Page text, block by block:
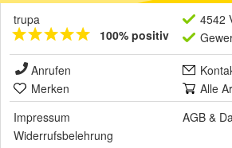
trupa
100% positiv
4542
Anrufen
Merken
Alle
Impressum
AGB &
Widerrufsbelehrung